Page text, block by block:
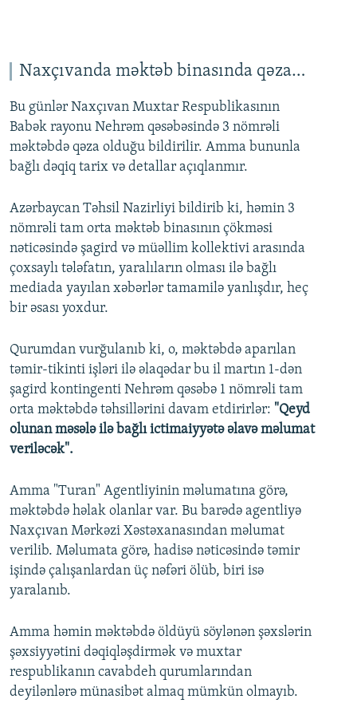
Naxçıvanda məktəb binasında qəza…
Bu günlər Naxçıvan Muxtar Respublikasının
Babək rayonu Nehrəm qəsəbəsində 3 nömrəli
məktəbdə qəza olduğu bildirilir. Amma bununla
bağlı dəqiq tarix və detallar açıqlanmır.
Azərbaycan Təhsil Nazirliyi bildirib ki, həmin 3
nömrəli tam orta məktəb binasının çökməsi
nəticəsində şagird və müəllim kollektivi arasında
çoxsaylı tələfatın, yaralıların olması ilə bağlı
mediada yayılan xəbərlər tamamilə yanlışdır, heç
bir əsası yoxdur.
Qurumdan vurğulanıb ki, o, məktəbdə aparılan
təmir-tikinti işləri ilə əlaqədar bu il martın 1-dən
şagird kontingenti Nehrəm qəsəbə 1 nömrəli tam
orta məktəbdə təhsillərini davam etdirirlər: "Qeyd
olunan məsələ ilə bağlı ictimaiyyətə əlavə məlumat
veriləcək".
Amma "Turan" Agentliyinin məlumatına görə,
məktəbdə həlak olanlar var. Bu barədə agentliyə
Naxçıvan Mərkəzi Xəstəxanasından məlumat
verilib. Məlumata görə, hadisə nəticəsində təmir
işində çalışanlardan üç nəfəri ölüb, biri isə
yaralanıb.
Amma həmin məktəbdə öldüyü söylənən şəxslərin
şəxsiyyətini dəqiqləşdirmək və muxtar
respublikanın cavabdeh qurumlarından
deyilənlərə münasibət almaq mümkün olmayıb.